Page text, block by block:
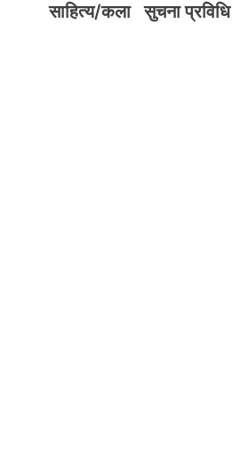
साहित्य/कला
सुचना प्रविधि